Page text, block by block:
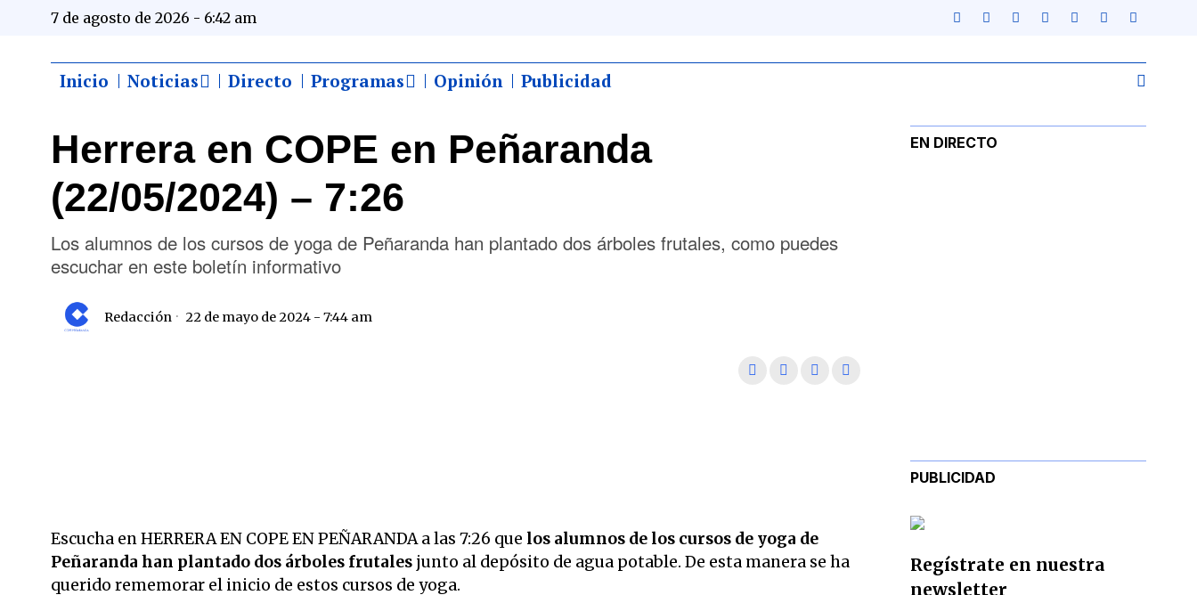
7 de agosto de 2026 - 6:42 am
Inicio Noticias Directo Programas Opinión Publicidad
Herrera en COPE en Peñaranda
(22/05/2024) – 7:26
Los alumnos de los cursos de yoga de Peñaranda han plantado dos árboles frutales, como puedes
escuchar en este boletín informativo
Redacción 22 de mayo de 2024 - 7:44 am
Escucha en HERRERA EN COPE EN PEÑARANDA a las 7:26 que los alumnos de los cursos de yoga de
Peñaranda han plantado dos árboles frutales junto al depósito de agua potable. De esta manera se ha
querido rememorar el inicio de estos cursos de yoga.
EN DIRECTO
PUBLICIDAD
Regístrate en nuestra
newsletter